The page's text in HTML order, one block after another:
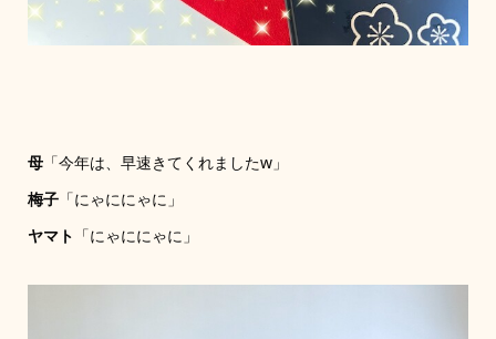
母「今年は、早速きてくれましたw」
梅子「にゃににゃに」
ヤマト 「にゃににゃに」